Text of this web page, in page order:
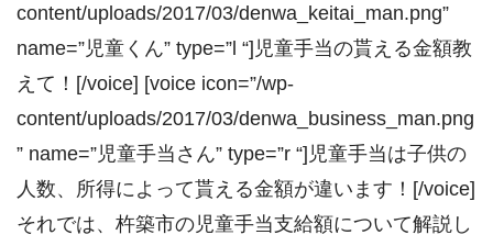
content/uploads/2017/03/denwa_keitai_man.png”
name=”児童くん” type=”l “]児童手当の貰える金額教
えて！[/voice] [voice icon=”/wp-
content/uploads/2017/03/denwa_business_man.png
” name=”児童手当さん” type=”r “]児童手当は子供の
人数、所得によって貰える金額が違います！[/voice]
それでは、杵築市の児童手当支給額について解説し